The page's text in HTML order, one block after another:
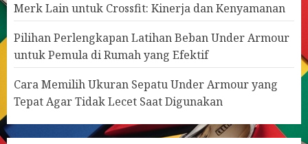
Merk Lain untuk Crossfit: Kinerja dan Kenyamanan
Pilihan Perlengkapan Latihan Beban Under Armour
untuk Pemula di Rumah yang Efektif
Cara Memilih Ukuran Sepatu Under Armour yang
Tepat Agar Tidak Lecet Saat Digunakan